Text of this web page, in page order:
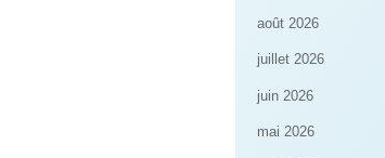
août 2026
juillet 2026
juin 2026
mai 2026